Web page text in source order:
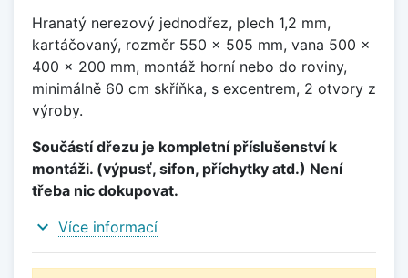
Hranatý nerezový jednodřez, plech 1,2 mm,
kartáčovaný, rozměr 550 x 505 mm, vana 500 x
400 x 200 mm, montáž horní nebo do roviny,
minimálně 60 cm skříňka, s excentrem, 2 otvory z
výroby.
Součástí dřezu je kompletní příslušenství k
montáži. (výpusť, sifon, příchytky atd.) Není
třeba nic dokupovat.
expand_more Více informací